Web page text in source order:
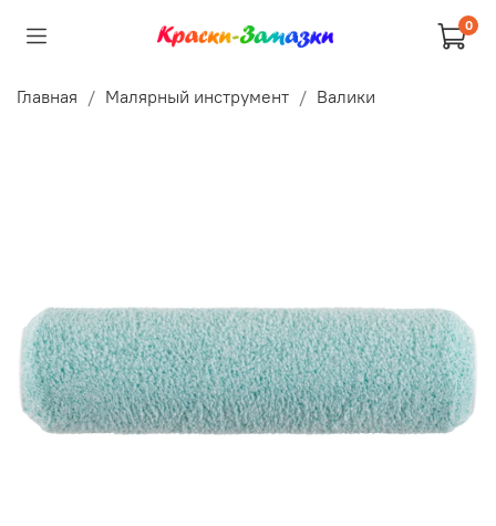
0
Главная Малярный инструмент Валики